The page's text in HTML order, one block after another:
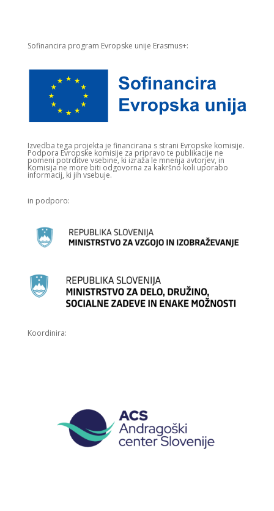
Sofinancira program Evropske unije Erasmus+:
Izvedba tega projekta je financirana s strani Evropske komisije.​
Podpora Evropske komisije za pripravo te publikacije ne
pomeni potrditve vsebine, ki izraža le mnenja avtorjev, in
Komisija ne more biti odgovorna za kakršno koli uporabo
informacij, ki jih vsebuje.
in podporo:
Koordinira: